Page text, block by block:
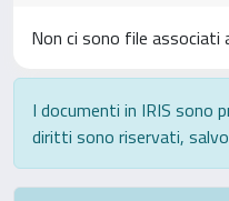
Non ci sono file
I documenti in IRIS
diritti sono riservati,